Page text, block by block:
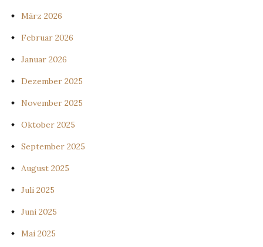
März 2026
Februar 2026
Januar 2026
Dezember 2025
November 2025
Oktober 2025
September 2025
August 2025
Juli 2025
Juni 2025
Mai 2025